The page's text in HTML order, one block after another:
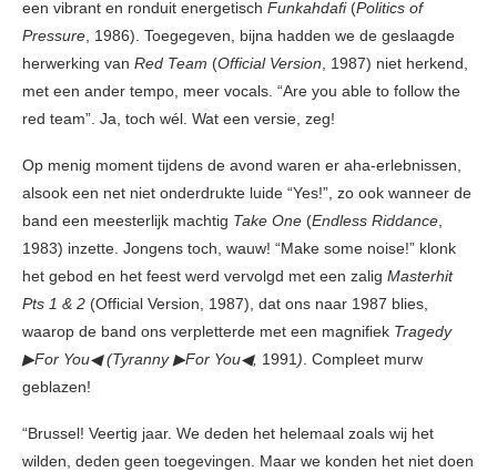
een vibrant en ronduit energetisch Funkahdafi(Politics of
Pressure, 1986). Toegegeven, bijna hadden we de geslaagde
herwerking van Red Team (Official Version, 1987) niet herkend,
met een ander tempo, meer vocals. “Are you able to follow the
red team”. Ja, toch wél. Wat een versie, zeg!
Op menig moment tijdens de avond waren er aha-erlebnissen,
alsook een net niet onderdrukte luide “Yes!”, zo ook wanneer de
band een meesterlijk machtig Take One (Endless Riddance,
1983) inzette. Jongens toch, wauw! “Make some noise!” klonk
het gebod en het feest werd vervolgd met een zalig Masterhit
Pts 1 & 2 (Official Version, 1987), dat ons naar 1987 blies,
waarop de band ons verpletterde met een magnifiek Tragedy
▶For You◀ (Tyranny ▶For You◀, 1991). Compleet murw
geblazen!
“Brussel! Veertig jaar. We deden het helemaal zoals wij het
wilden, deden geen toegevingen. Maar we konden het niet doen